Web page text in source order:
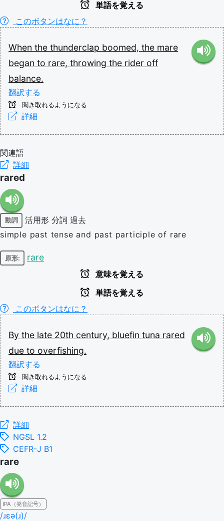
単語を覚える
このボタンはなに？
When the thunderclap boomed, the mare
began to rare, throwing the rider off
balance.
翻訳する
聞き取れるようになる
詳細
関連語
詳細
rared
動詞 活用形 分詞 過去
simple past tense and past participle of rare
原形: rare
意味を覚える
単語を覚える
このボタンはなに？
By the late 20th century, bluefin tuna rared
due to overfishing.
翻訳する
聞き取れるようになる
詳細
詳細
NGSL 1.2
CEFR-J B1
rare
IPA（発音記号）
/ɹɛə(ɹ)/